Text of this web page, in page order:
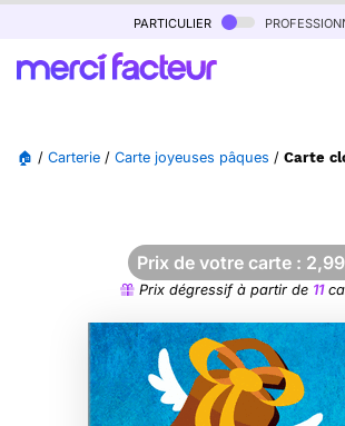
particulier
🏠 / Carterie / Carte joyeuses pâques / Carte
Prix de votre carte : 2,99
Prix dégressif à partir de 11